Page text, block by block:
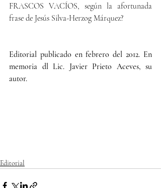
FRASCOS VACÍOS, según la afortunada
frase de Jesús Silva-Herzog Márquez?
Editorial publicado en febrero del 2012. En
memoria dl Lic. Javier Prieto Aceves, su
autor.
Editorial